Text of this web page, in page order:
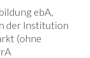
ebA,
der Institution
(ohne